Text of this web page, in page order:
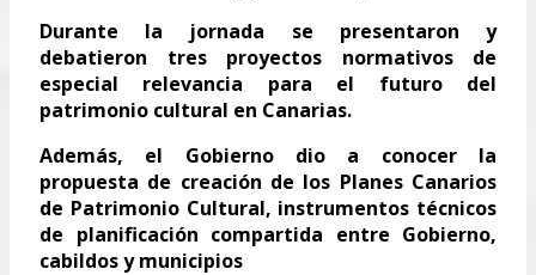
Durante la jornada se presentaron y
debatieron tres proyectos normativos de
especial relevancia para el futuro del
patrimonio cultural en Canarias.
Además, el Gobierno dio a conocer la
propuesta de creación de los Planes Canarios
de Patrimonio Cultural, instrumentos técnicos
de planificación compartida entre Gobierno,
cabildos y municipios